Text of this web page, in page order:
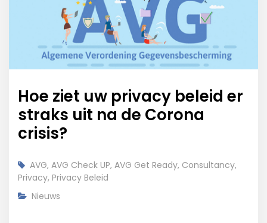
Hoe ziet uw privacy beleid er
straks uit na de Corona
crisis?
AVG, AVG Check UP, AVG Get Ready, Consultancy,
Privacy, Privacy Beleid
Nieuws